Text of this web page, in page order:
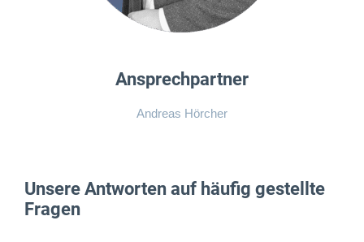
Ansprechpartner
Andreas Hörcher
Unsere Antworten auf häufig gestellte
Fragen